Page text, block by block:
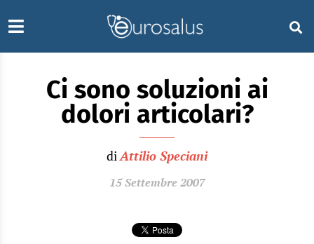
Ci sono soluzioni ai
dolori articolari?
diAttilio Speciani
15 Settembre 2007